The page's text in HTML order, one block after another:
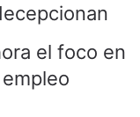
el foco en